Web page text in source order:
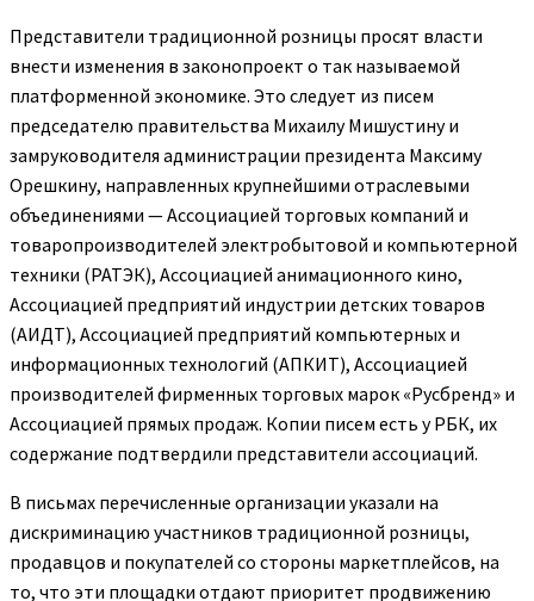
Представители традиционной розницы просят власти
внести изменения в законопроект о так называемой
платформенной экономике. Это следует из писем
председателю правительства Михаилу Мишустину и
замруководителя администрации президента Максиму
Орешкину, направленных крупнейшими отраслевыми
объединениями — Ассоциацией торговых компаний и
товаропроизводителей электробытовой и компьютерной
техники (РАТЭК), Ассоциацией анимационного кино,
Ассоциацией предприятий индустрии детских товаров
(АИДТ), Ассоциацией предприятий компьютерных и
информационных технологий (АПКИТ), Ассоциацией
производителей фирменных торговых марок «Русбренд» и
Ассоциацией прямых продаж. Копии писем есть у РБК, их
содержание подтвердили представители ассоциаций.
В письмах перечисленные организации указали на
дискриминацию участников традиционной розницы,
продавцов и покупателей со стороны маркетплейсов, на
то, что эти площадки отдают приоритет продвижению